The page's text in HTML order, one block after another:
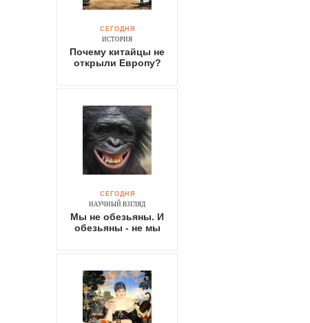
СЕГОДНЯ
ИСТОРИЯ
Почему китайцы не
открыли Европу?
СЕГОДНЯ
НАУЧНЫЙ ВЗГЛЯД
Мы не обезьяны. И
обезьяны - не мы